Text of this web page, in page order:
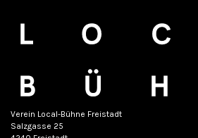
Verein Local-Bühne Freistadt
Salzgasse 25